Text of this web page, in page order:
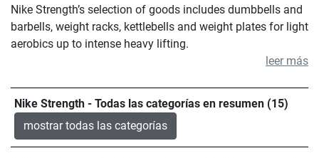
Nike Strength’s selection of goods includes dumbbells and
barbells, weight racks, kettlebells and weight plates for light
aerobics up to intense heavy lifting.
leer más
Nike Strength - Todas las categorías en resumen (15)
mostrar todas las categorías